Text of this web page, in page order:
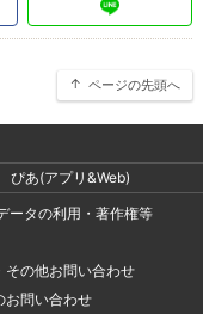
ページの先頭へ
ぴあ(アプリ&Web)
ータの利用・著作権等
その他お問い合わせ
お問い合わせ